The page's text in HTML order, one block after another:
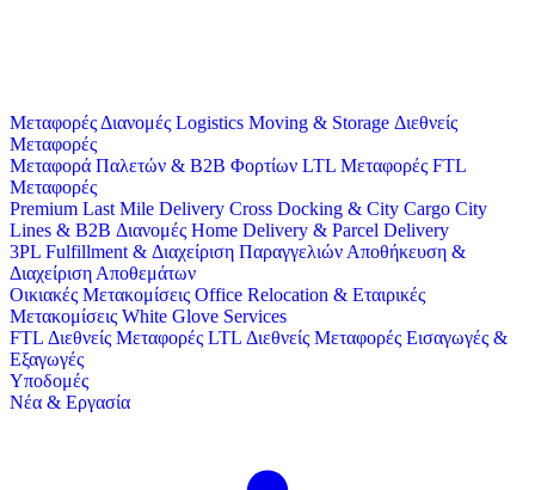
Μεταφορές Διανομές Logistics Moving & Storage Διεθνείς
Μεταφορές
Μεταφορά Παλετών & B2B Φορτίων LTL Μεταφορές FTL
Μεταφορές
Premium Last Mile Delivery Cross Docking & City Cargo City
Lines & B2B Διανομές Home Delivery & Parcel Delivery
3PL Fulfillment & Διαχείριση Παραγγελιών Αποθήκευση &
Διαχείριση Αποθεμάτων
Οικιακές Μετακομίσεις Office Relocation & Εταιρικές
Μετακομίσεις White Glove Services
FTL Διεθνείς Μεταφορές LTL Διεθνείς Μεταφορές Εισαγωγές &
Εξαγωγές
Υποδομές
Νέα & Εργασία